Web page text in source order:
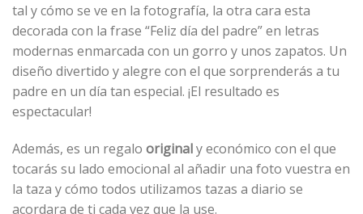
tal y cómo se ve en la fotografía, la otra cara esta
decorada con la frase “Feliz día del padre” en letras
modernas enmarcada con un gorro y unos zapatos. Un
diseño divertido y alegre con el que sorprenderás a tu
padre en un día tan especial. ¡El resultado es
espectacular!
Además, es un regalo originaly económico con el que
tocarás su lado emocional al añadir una foto vuestra en
la taza y cómo todos utilizamos tazas a diario se
acordara de ti cada vez que la use.